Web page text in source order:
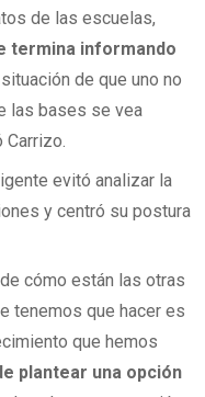
de las escuelas,
termina informando
de que uno no
las bases se vea
Carrizo.
evitó analizar la
y centró su postura
cómo están las otras
tenemos que hacer es
que hemos
plantear una opción